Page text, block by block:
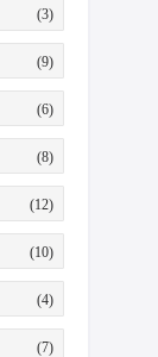
(3)
(9)
(6)
(8)
(12)
(10)
(4)
(7)